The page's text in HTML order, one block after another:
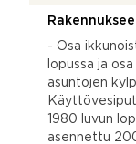
- Osa
lopussa ja
asuntojen
1980 luvun
asennettu